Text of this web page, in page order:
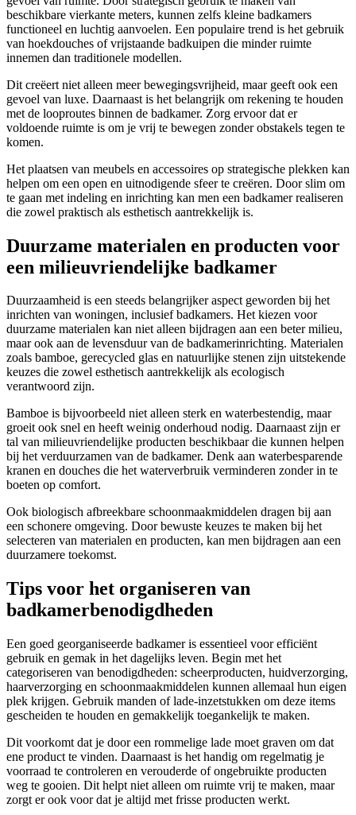
beschikbare vierkante meters, kunnen zelfs kleine badkamers
functioneel en luchtig aanvoelen. Een populaire trend is het gebruik
van hoekdouches of vrijstaande badkuipen die minder ruimte
innemen dan traditionele modellen.
Dit creëert niet alleen meer bewegingsvrijheid, maar geeft ook een
gevoel van luxe. Daarnaast is het belangrijk om rekening te houden
met de looproutes binnen de badkamer. Zorg ervoor dat er
voldoende ruimte is om je vrij te bewegen zonder obstakels tegen te
komen.
Het plaatsen van meubels en accessoires op strategische plekken kan
helpen om een open en uitnodigende sfeer te creëren. Door slim om
te gaan met indeling en inrichting kan men een badkamer realiseren
die zowel praktisch als esthetisch aantrekkelijk is.
Duurzame materialen en producten voor
een milieuvriendelijke badkamer
Duurzaamheid is een steeds belangrijker aspect geworden bij het
inrichten van woningen, inclusief badkamers. Het kiezen voor
duurzame materialen kan niet alleen bijdragen aan een beter milieu,
maar ook aan de levensduur van de badkamerinrichting. Materialen
zoals bamboe, gerecycled glas en natuurlijke stenen zijn uitstekende
keuzes die zowel esthetisch aantrekkelijk als ecologisch
verantwoord zijn.
Bamboe is bijvoorbeeld niet alleen sterk en waterbestendig, maar
groeit ook snel en heeft weinig onderhoud nodig. Daarnaast zijn er
tal van milieuvriendelijke producten beschikbaar die kunnen helpen
bij het verduurzamen van de badkamer. Denk aan waterbesparende
kranen en douches die het waterverbruik verminderen zonder in te
boeten op comfort.
Ook biologisch afbreekbare schoonmaakmiddelen dragen bij aan
een schonere omgeving. Door bewuste keuzes te maken bij het
selecteren van materialen en producten, kan men bijdragen aan een
duurzamere toekomst.
Tips voor het organiseren van
badkamerbenodigdheden
Een goed georganiseerde badkamer is essentieel voor efficiënt
gebruik en gemak in het dagelijks leven. Begin met het
categoriseren van benodigdheden: scheerproducten, huidverzorging,
haarverzorging en schoonmaakmiddelen kunnen allemaal hun eigen
plek krijgen. Gebruik manden of lade-inzetstukken om deze items
gescheiden te houden en gemakkelijk toegankelijk te maken.
Dit voorkomt dat je door een rommelige lade moet graven om dat
ene product te vinden. Daarnaast is het handig om regelmatig je
voorraad te controleren en verouderde of ongebruikte producten
weg te gooien. Dit helpt niet alleen om ruimte vrij te maken, maar
zorgt er ook voor dat je altijd met frisse producten werkt.